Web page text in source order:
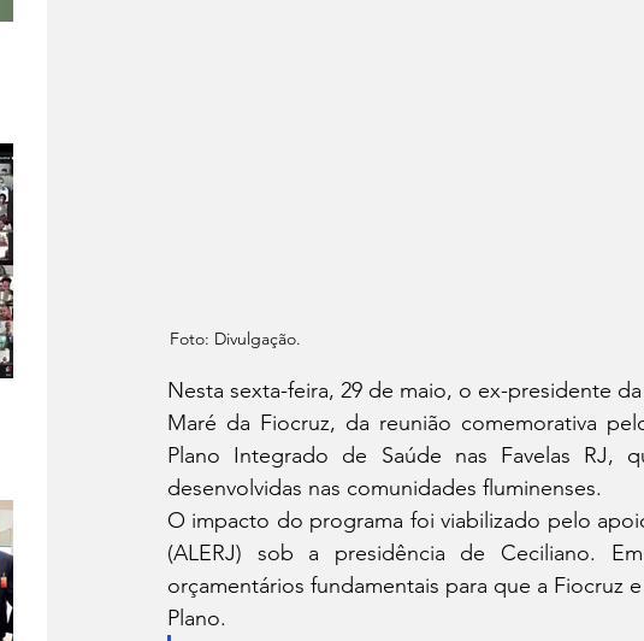
Foto: Divulgação.
Nesta sexta-feira, 29 de maio, o ex-presidente
Maré da Fiocruz, da reunião comemorativa
Plano Integrado de Saúde nas Favelas RJ,
desenvolvidas nas comunidades fluminenses.
O impacto do programa foi viabilizado pelo
(ALERJ) sob a presidência de Ceciliano.
orçamentários fundamentais para que a Fiocruz
Plano.